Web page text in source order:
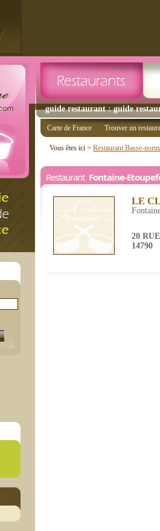
guide restaurant : guide
Carte de France Trouver un
Vous êtes ici > Restaurant Basse-
Restaurant Fontaine-
LE
20
14790